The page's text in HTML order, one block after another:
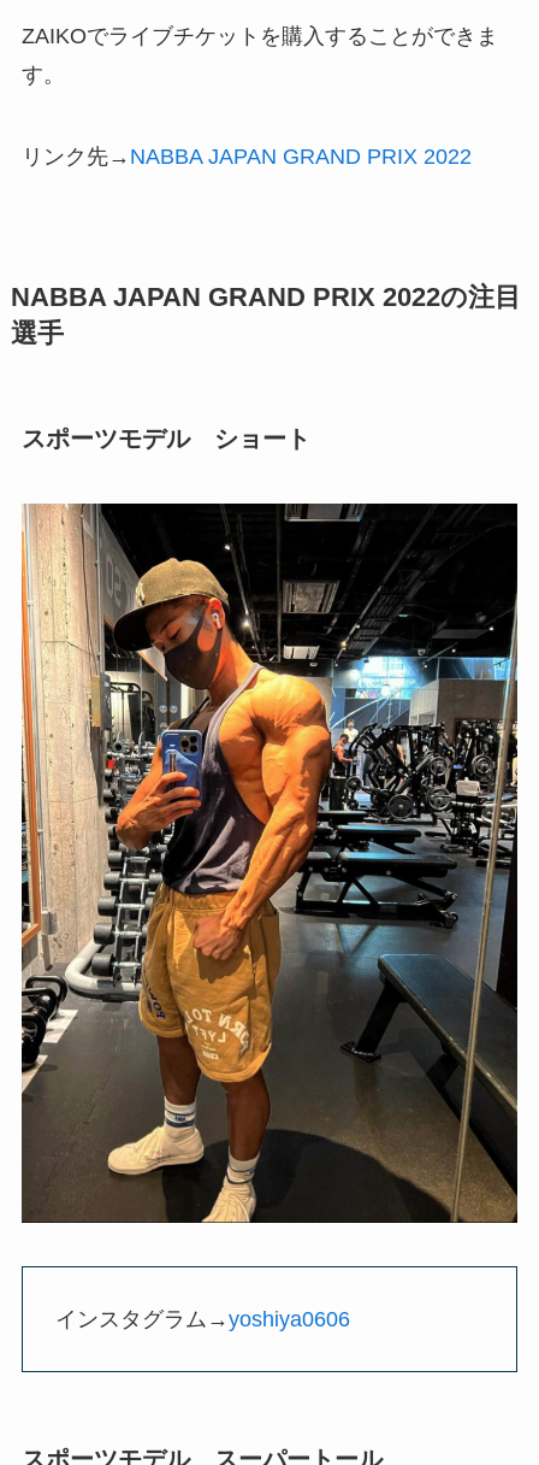
ZAIKOでライブチケットを購入することができま
す。
リンク先→ NABBA JAPAN GRAND PRIX 2022
NABBA JAPAN GRAND PRIX 2022の注目
選手
スポーツモデル ショート
インスタグラム→yoshiya0606
スポーツモデル スーパートール